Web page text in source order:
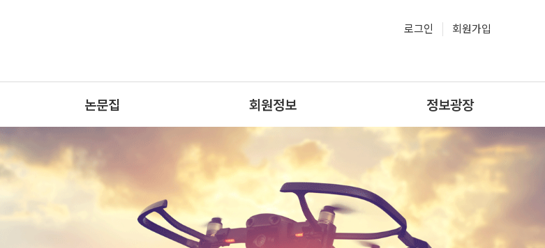
로그인 회원가입
논문집 회원정보 정보광장